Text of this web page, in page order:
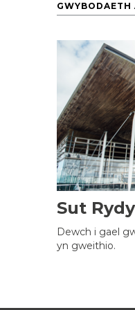
GWYBODAETH
Sut
Dewch i gael
yn gweithio.